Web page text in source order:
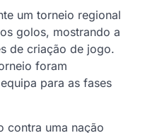
um torneio regional
golos, mostrando a
de criação de jogo.
foram
para as fases
contra uma nação